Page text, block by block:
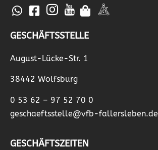
GESCHÄFTSSTELLE
August-Lücke-Str. 1
38442 Wolfsburg
0 53 62 – 97 52 70 0
geschaeftsstelle@vfb-fallersleben.de
GESCHÄFTSZEITEN